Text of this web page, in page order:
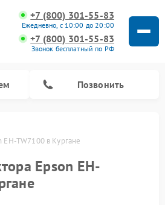
+7 (800) 301-55-83
Ежедневно, с 10:00 до 20:00
+7 (800) 301-55-83
Звонок бесплатный по РФ
Позвонить
EH-TW7100 в Кургане
Epson EH-